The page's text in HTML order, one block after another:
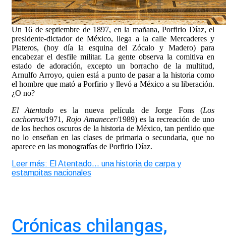
Un 16 de septiembre de 1897, en la mañana, Porfirio Díaz, el
presidente-dictador de México, llega a la calle Mercaderes y
Plateros, (hoy día la esquina del Zócalo y Madero) para
encabezar el desfile militar. La gente observa la comitiva en
estado de adoración, excepto un borracho de la multitud,
Arnulfo Arroyo, quien está a punto de pasar a la historia como
el hombre que mató a Porfirio y llevó a México a su liberación.
¿O no?
El Atentado es la nueva película de Jorge Fons (Los
cachorros/1971, Rojo Amanecer/1989) es la recreación de uno
de los hechos oscuros de la historia de México, tan perdido que
no lo enseñan en las clases de primaria o secundaria, que no
aparece en las monografías de Porfirio Díaz.
Leer más: El Atentado… una historia de carpa y
estampitas nacionales
Crónicas chilangas,